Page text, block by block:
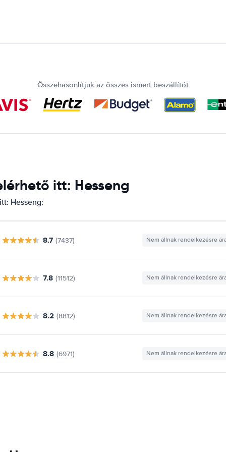
Összehasonlítjuk az összes ismert beszállítót
itt: Hesseng
Hesseng:
8.7 (7437) Nem állnak rendelkezésre
7.8 (11512) Nem állnak rendelkezésre
8.2 (8812) Nem állnak rendelkezésre
8.8 (6971) Nem állnak rendelkezésre